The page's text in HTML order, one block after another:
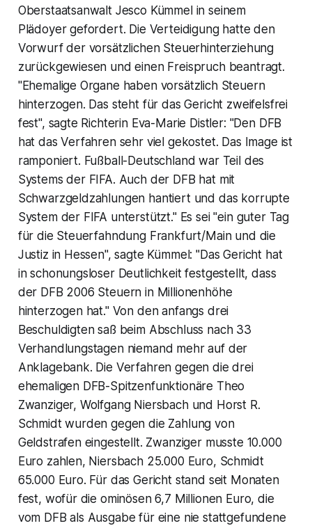
Oberstaatsanwalt Jesco Kümmel in seinem
Plädoyer gefordert. Die Verteidigung hatte den
Vorwurf der vorsätzlichen Steuerhinterziehung
zurückgewiesen und einen Freispruch beantragt.
"Ehemalige Organe haben vorsätzlich Steuern
hinterzogen. Das steht für das Gericht zweifelsfrei
fest", sagte Richterin Eva-Marie Distler: "Den DFB
hat das Verfahren sehr viel gekostet. Das Image ist
ramponiert. Fußball-Deutschland war Teil des
Systems der FIFA. Auch der DFB hat mit
Schwarzgeldzahlungen hantiert und das korrupte
System der FIFA unterstützt." Es sei "ein guter Tag
für die Steuerfahndung Frankfurt/Main und die
Justiz in Hessen", sagte Kümmel: "Das Gericht hat
in schonungsloser Deutlichkeit festgestellt, dass
der DFB 2006 Steuern in Millionenhöhe
hinterzogen hat." Von den anfangs drei
Beschuldigten saß beim Abschluss nach 33
Verhandlungstagen niemand mehr auf der
Anklagebank. Die Verfahren gegen die drei
ehemaligen DFB-Spitzenfunktionäre Theo
Zwanziger, Wolfgang Niersbach und Horst R.
Schmidt wurden gegen die Zahlung von
Geldstrafen eingestellt. Zwanziger musste 10.000
Euro zahlen, Niersbach 25.000 Euro, Schmidt
65.000 Euro. Für das Gericht stand seit Monaten
fest, wofür die ominösen 6,7 Millionen Euro, die
vom DFB als Ausgabe für eine nie stattgefundene